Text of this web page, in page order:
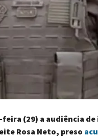
feira (29) a audiência
Rosa Neto, preso